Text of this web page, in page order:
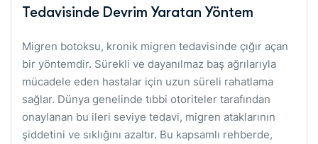
Tedavisinde Devrim Yaratan Yöntem
Migren botoksu, kronik migren tedavisinde çığır açan
bir yöntemdir. Sürekli ve dayanılmaz baş ağrılarıyla
mücadele eden hastalar için uzun süreli rahatlama
sağlar. Dünya genelinde tıbbi otoriteler tarafından
onaylanan bu ileri seviye tedavi, migren ataklarının
şiddetini ve sıklığını azaltır. Bu kapsamlı rehberde,